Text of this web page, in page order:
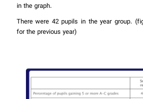
in the graph.
There were 42 pupils in the year group.
for the previous year)